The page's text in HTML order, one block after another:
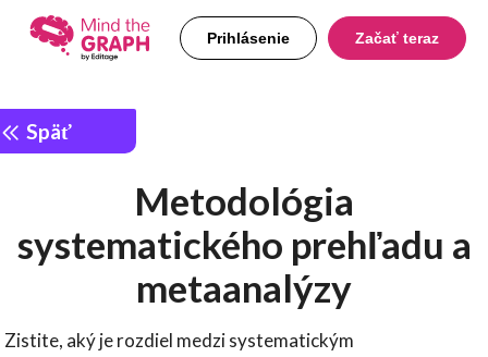
Prihlásenie Začať teraz
Späť
Metodológia
systematického prehľadu a
metaanalýzy
Zistite, aký je rozdiel medzi systematickým